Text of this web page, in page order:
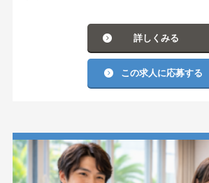
詳しくみる
この求人に応募する